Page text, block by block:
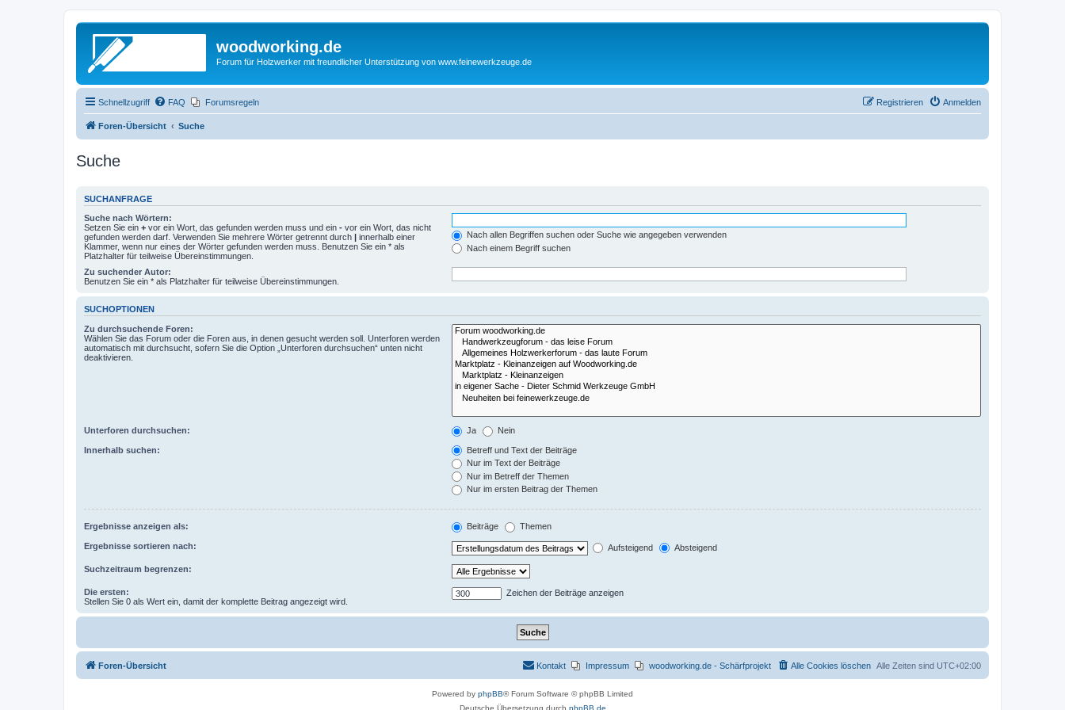
woodworking.de
Forum für Holzwerker mit freundlicher Unterstützung von www.feinewerkzeuge.de
Schnellzugriff FAQ Forumsregeln Anmelden
Registrieren
Foren-Übersicht Suche
Suche
SUCHANFRAGE
Suche nach Wörtern:
Setzen Sie ein + vor ein Wort, das gefunden werden muss und ein - vor ein Wort, das nicht
gefunden werden darf. Verwenden Sie mehrere Wörter getrennt durch | innerhalb einer
Klammer, wenn nur eines der Wörter gefunden werden muss. Benutzen Sie ein * als
Platzhalter für teilweise Übereinstimmungen.
Nach allen Begriffen suchen oder Suche wie angegeben verwenden
Nach einem Begriff suchen
Zu suchender Autor:
Benutzen Sie ein * als Platzhalter für teilweise Übereinstimmungen.
SUCHOPTIONEN
Zu durchsuchende Foren:
Wählen Sie das Forum oder die Foren aus, in denen gesucht werden soll. Unterforen werden
automatisch mit durchsucht, sofern Sie die Option „Unterforen durchsuchen“ unten nicht
deaktivieren.
Unterforen durchsuchen: Ja Nein
Innerhalb suchen:
Betreff und Text der Beiträge
Nur im Text der Beiträge
Nur im Betreff der Themen
Nur im ersten Beitrag der Themen
Ergebnisse anzeigen als: Beiträge Themen
Ergebnisse sortieren nach: Aufsteigend Absteigend
Suchzeitraum begrenzen:
Die ersten:
Stellen Sie 0 als Wert ein, damit der komplette Beitrag angezeigt wird.
Zeichen der Beiträge anzeigen
Foren-Übersicht Alle Zeiten sind UTC+02:00
Alle Cookies löschen
woodworking.de - Schärfprojekt
Impressum
Kontakt
Powered by phpBB® Forum Software © phpBB Limited
Deutsche Übersetzung durch phpBB.de